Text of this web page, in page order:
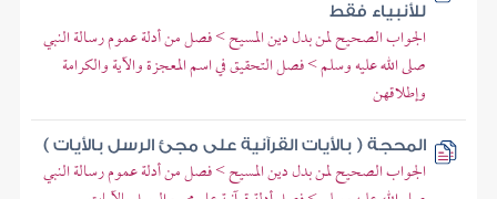
للأنبياء فقط
الجواب الصحيح لمن بدل دين المسيح > فصل من أدلة عموم رسالة النبي
صلى الله عليه وسلم > فصل التحقيق في اسم المعجزة والآية والكرامة
وإطلاقهن
المحجة ( بالأيات القرآنية على مجئ الرسل بالأيات )
الجواب الصحيح لمن بدل دين المسيح > فصل من أدلة عموم رسالة النبي